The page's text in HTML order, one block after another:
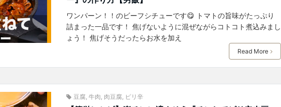
ワンパーン！！のビーフシチューです😋 トマトの旨味がたっぷり
詰まった一品です！ 焦げないように混ぜながらコトコト煮込みまし
ょう！ 焦げそうだったらお水を加え
Read More
豆腐, 牛肉, 肉豆腐, ピリ辛